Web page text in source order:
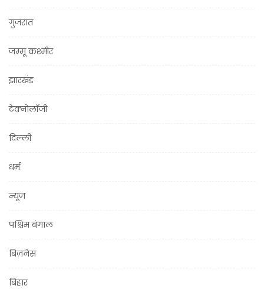
गुजरात
जम्मू कश्मीर
झारखंड
टेक्नोलॉजी
दिल्ली
धर्म
न्यूज़
पश्चिम बंगाल
बिज़नेस
बिहार